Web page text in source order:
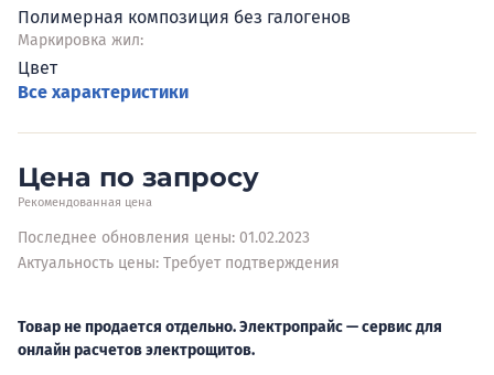
Полимерная композиция без галогенов
Маркировка жил:
Цвет
Все характеристики
Цена по запросу
Рекомендованная цена
Последнее обновления цены: 01.02.2023
Актуальность цены: Требует подтверждения
Товар не продается отдельно. Электропрайс — сервис для
онлайн расчетов электрощитов.